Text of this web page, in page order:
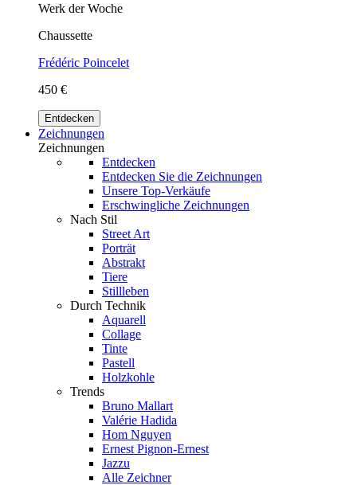
Werk der Woche
Chaussette
Frédéric Poincelet
450 €
Entdecken
Zeichnungen
Zeichnungen
Entdecken
Entdecken Sie die Zeichnungen
Unsere Top-Verkäufe
Erschwingliche Zeichnungen
Nach Stil
Street Art
Porträt
Abstrakt
Tiere
Stillleben
Durch Technik
Aquarell
Collage
Tinte
Pastell
Holzkohle
Trends
Bruno Mallart
Valérie Hadida
Hom Nguyen
Ernest Pignon-Ernest
Jazzu
Alle Zeichner